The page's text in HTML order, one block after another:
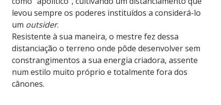
levou sempre os poderes instituídos a considerá-lo
um outsider.
Resistente à sua maneira, o mestre fez dessa
distanciação o terreno onde pôde desenvolver sem
constrangimentos a sua energia criadora, assente
num estilo muito próprio e totalmente fora dos
cânones.